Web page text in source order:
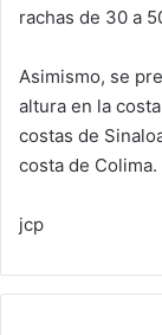
rachas de 30 a
Asimismo, se
altura en la
costas de
costa de Colima.
jcp